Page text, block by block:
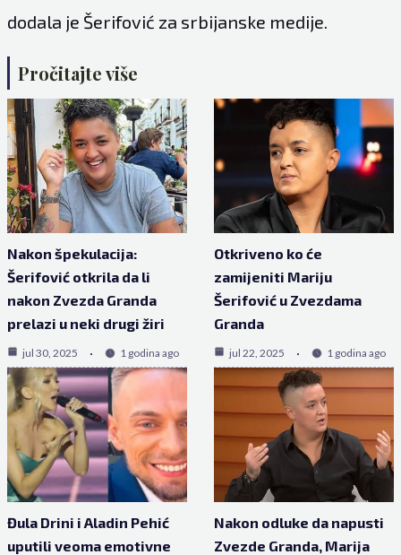
dodala je Šerifović za srbijanske medije.
Pročitajte više
Nakon špekulacija:
Šerifović otkrila da li
nakon Zvezda Granda
prelazi u neki drugi žiri
jul 30, 2025 1 godina ago
Otkriveno ko će
zamijeniti Mariju
Šerifović u Zvezdama
Granda
jul 22, 2025 1 godina ago
Đula Drini i Aladin Pehić
uputili veoma emotivne
Nakon odluke da napusti
Zvezde Granda, Marija